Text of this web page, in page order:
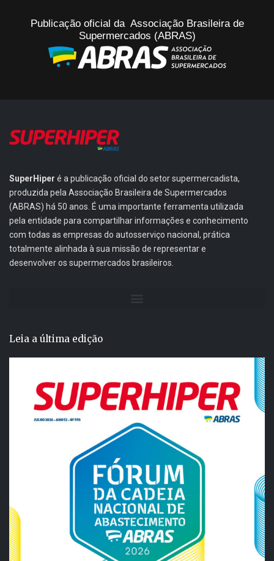
Publicação oficial da Associação Brasileira de
Supermercados (ABRAS)
SuperHiper é a publicação oficial do setor supermercadista,
produzida pela Associação Brasileira de Supermercados
(ABRAS) há 50 anos. É uma importante ferramenta utilizada
pela entidade para compartilhar informações e conhecimento
com todas as empresas do autosserviço nacional, prática
totalmente alinhada à sua missão de representar e
desenvolver os supermercados brasileiros.
Leia a última edição